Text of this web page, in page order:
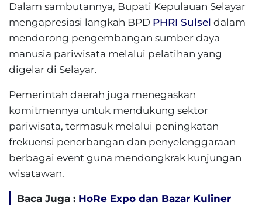
Dalam sambutannya, Bupati Kepulauan Selayar
mengapresiasi langkah BPD PHRI Sulsel dalam
mendorong pengembangan sumber daya
manusia pariwisata melalui pelatihan yang
digelar di Selayar.
Pemerintah daerah juga menegaskan
komitmennya untuk mendukung sektor
pariwisata, termasuk melalui peningkatan
frekuensi penerbangan dan penyelenggaraan
berbagai event guna mendongkrak kunjungan
wisatawan.
Baca Juga : HoRe Expo dan Bazar Kuliner